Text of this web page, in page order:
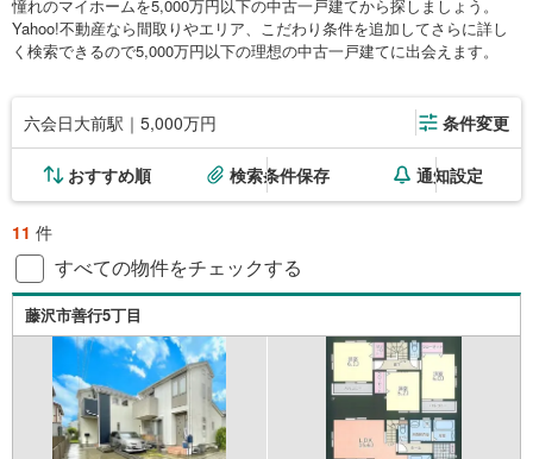
憧れのマイホームを5,000万円以下の中古一戸建てから探しましょう。
Yahoo!不動産なら間取りやエリア、こだわり条件を追加してさらに詳し
く検索できるので5,000万円以下の理想の中古一戸建てに出会えます。
六会日大前駅｜5,000万円 条件変更
おすすめ順 検索条件保存 通知設定
11 件
すべての物件をチェックする
藤沢市善行5丁目